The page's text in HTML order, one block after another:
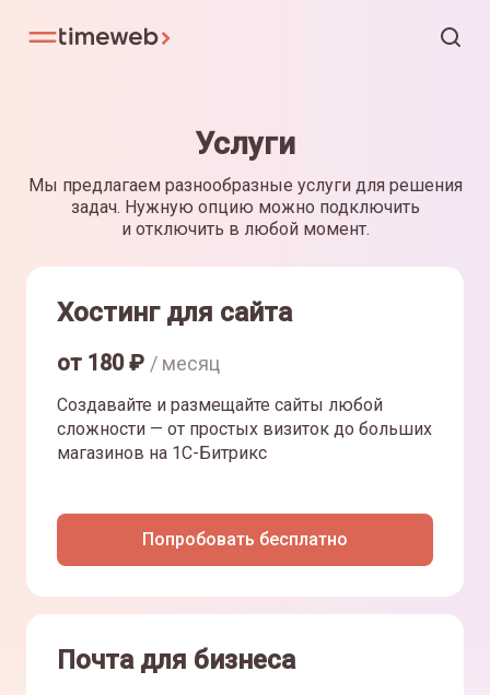
Услуги
Мы предлагаем разнообразные услуги для решения
задач. Нужную опцию можно подключить
и отключить в любой момент.
Хостинг для сайта
от 180₽ / месяц
Создавайте и размещайте сайты любой
сложности — от простых визиток до больших
магазинов на 1С-Битрикс
Попробовать бесплатно
Почта для бизнеса